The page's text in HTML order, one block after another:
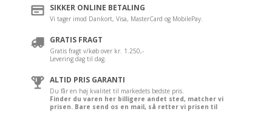
SIKKER ONLINE BETALING
Vi tager imod Dankort, Visa, MasterCard og MobilePay.
GRATIS FRAGT
Gratis fragt v/køb over kr. 1.250,-
Levering dag til dag.
ALTID PRIS GARANTI
Du får en høj kvalitet til markedets bedste pris.
Finder du varen her billigere andet sted, matcher vi
prisen. Bare send os en mail, så retter vi prisen til